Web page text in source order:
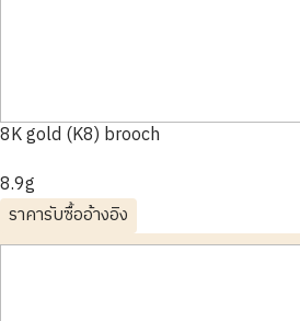
8K gold (K8) brooch
8.9g
ราคารับซื้ออ้างอิง